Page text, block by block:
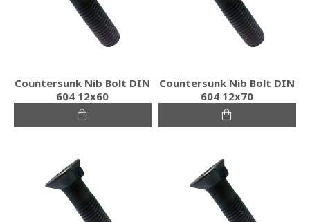
Countersunk Nib Bolt DIN
604 12x60
Countersunk Nib Bolt DIN
604 12x70